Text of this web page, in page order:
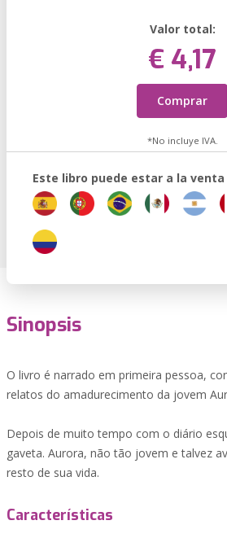
Valor total:
€ 4,17
Comprar
*No incluye IVA.
Este libro puede estar a la venta
Sinopsis
O livro é narrado em primeira pessoa,
relatos do amadurecimento da jovem
Depois de muito tempo com o diário
gaveta. Aurora, não tão jovem e talvez
resto de sua vida.
Características